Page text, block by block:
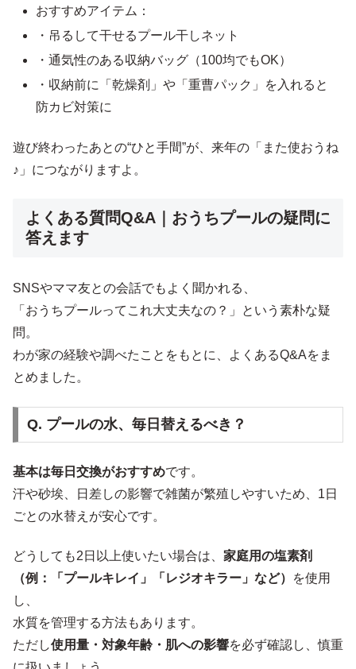
おすすめアイテム：
・吊るして干せるプール干しネット
・通気性のある収納バッグ（100均でもOK）
・収納前に「乾燥剤」や「重曹パック」を入れると
防カビ対策に
遊び終わったあとの“ひと手間”が、来年の「また使おうね
♪」につながりますよ。
よくある質問Q&A｜おうちプールの疑問に
答えます
SNSやママ友との会話でもよく聞かれる、
「おうちプールってこれ大丈夫なの？」という素朴な疑
問。
わが家の経験や調べたことをもとに、よくあるQ&Aをま
とめました。
Q. プールの水、毎日替えるべき？
基本は毎日交換がおすすめです。
汗や砂埃、日差しの影響で雑菌が繁殖しやすいため、1日
ごとの水替えが安心です。
どうしても2日以上使いたい場合は、 家庭用の塩素剤
（例：「プールキレイ」「レジオキラー」など）
を使用
し、
水質を管理する方法もあります。
ただし使用量・対象年齢・肌への影響を必ず確認し、慎重